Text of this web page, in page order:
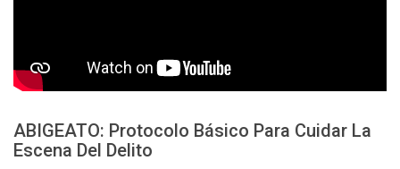
ABIGEATO: Protocolo Básico Para Cuidar La
Escena Del Delito